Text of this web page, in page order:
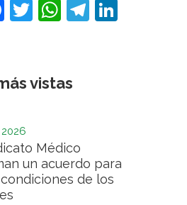
Facebook
Twitter
WhatsApp
vistas
Médico
un acuerdo para
de los